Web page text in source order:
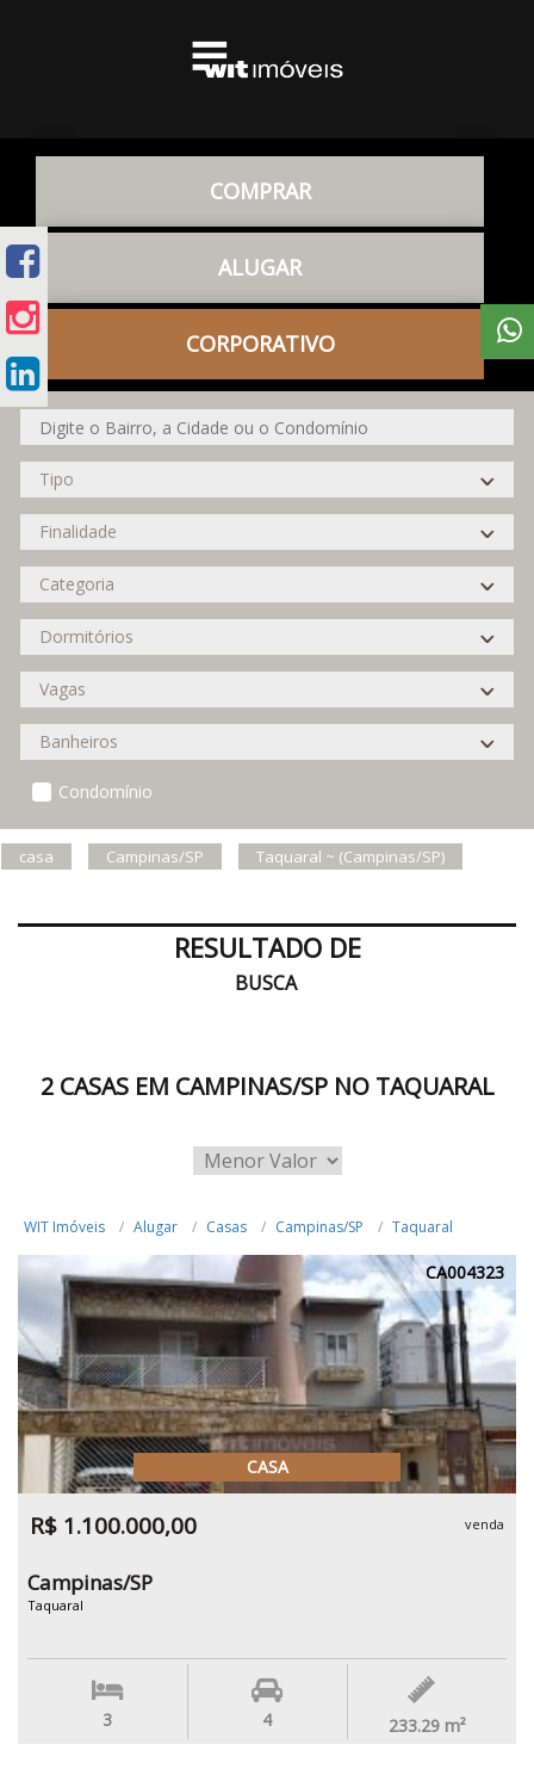
COMPRAR
ALUGAR
CORPORATIVO
Condomínio
casa Campinas/SP Taquaral ~ (Campinas/SP)
RESULTADO DE
BUSCA
2 CASAS EM CAMPINAS/SP NO TAQUARAL
WIT Imóveis Alugar Casas Campinas/SP Taquaral
CA004323
CASA
R$ 1.100.000,00 venda
Campinas/SP
Taquaral
3 4 233.29 m²